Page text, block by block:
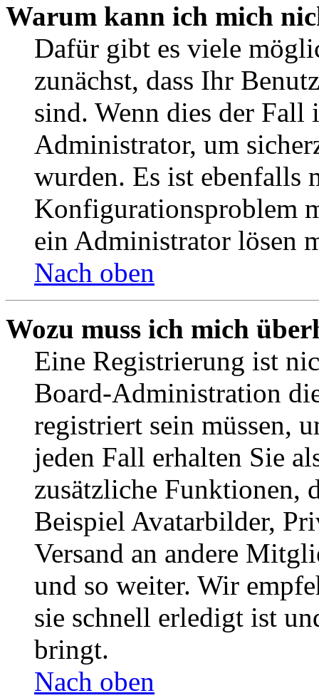
Warum kann ich mich
Dafür gibt es viele
zunächst, dass Ihr
sind. Wenn dies der Fall
Administrator, um
wurden. Es ist ebenfalls
Konfigurationsproblem
ein Administrator lösen
Nach oben
Wozu muss ich mich
Eine Registrierung ist
Board-Administration
registriert sein müssen,
jeden Fall erhalten Sie
zusätzliche Funktionen,
Beispiel Avatarbilder,
Versand an andere
und so weiter. Wir
sie schnell erledigt ist
bringt.
Nach oben